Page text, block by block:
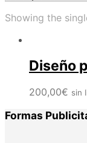
Showing the
Diseño
200,00€ sin
Formas